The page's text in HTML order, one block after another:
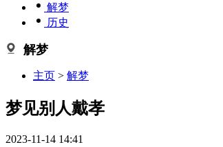
解梦
历史
解梦
主页 > 解梦
梦见别人戴孝
2023-11-14 14:41